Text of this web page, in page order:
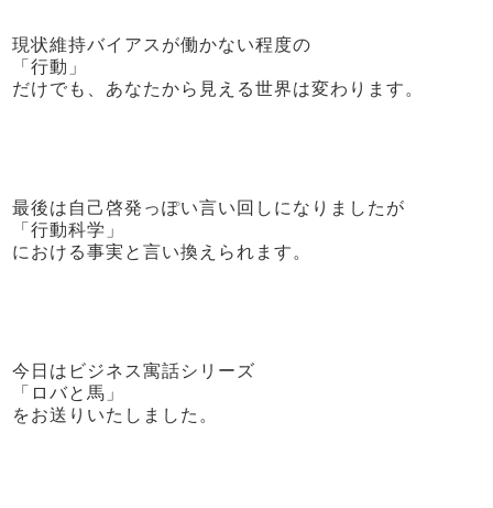
現状維持バイアスが働かない程度の
「行動」
だけでも、あなたから見える世界は変わります。
最後は自己啓発っぽい言い回しになりましたが
「行動科学」
における事実と言い換えられます。
今日はビジネス寓話シリーズ
「ロバと馬」
をお送りいたしました。